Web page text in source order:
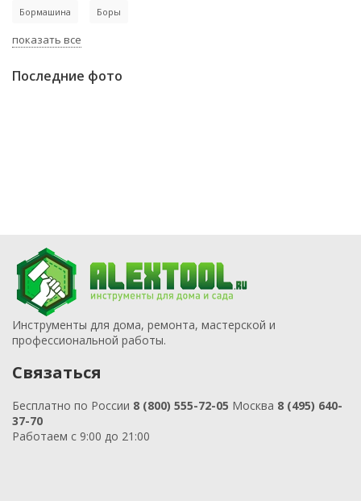
Бормашина Боры
показать все
Последние фото
Инструменты для дома, ремонта, мастерской и
профессиональной работы.
Связаться
Бесплатно по России 8 (800) 555-72-05 Москва 8 (495) 640-
37-70
Работаем с 9:00 до 21:00